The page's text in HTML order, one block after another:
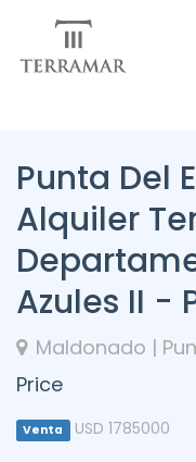
Punta Del
Alquiler
Azules II -
Maldonado |
Price
Venta USD 1785000